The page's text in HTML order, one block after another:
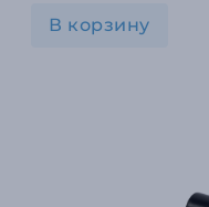
В корзину